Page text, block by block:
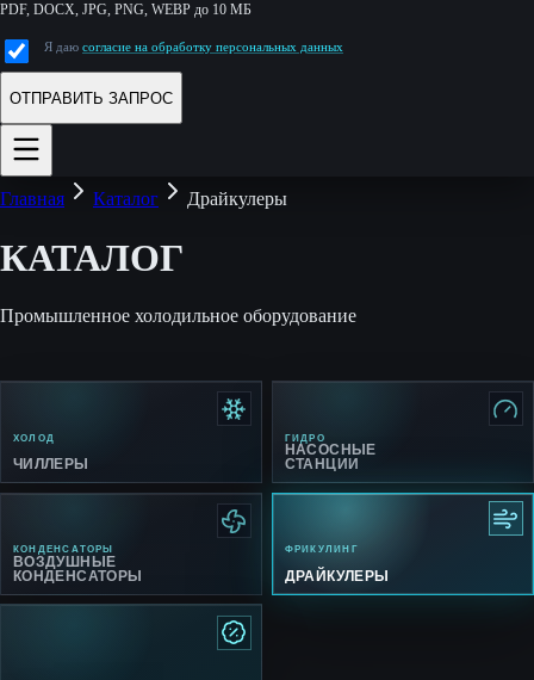
PDF, DOCX, JPG, PNG, WEBP до 10 МБ
Я даю согласие на обработку персональных данных
ОТПРАВИТЬ ЗАПРОС
Главная Каталог Драйкулеры
КАТАЛОГ
Промышленное холодильное оборудование
ХОЛОД
ЧИЛЛЕРЫ
ГИДРО
НАСОСНЫЕ
СТАНЦИИ
КОНДЕНСАТОРЫ
ВОЗДУШНЫЕ
КОНДЕНСАТОРЫ
ФРИКУЛИНГ
ДРАЙКУЛЕРЫ